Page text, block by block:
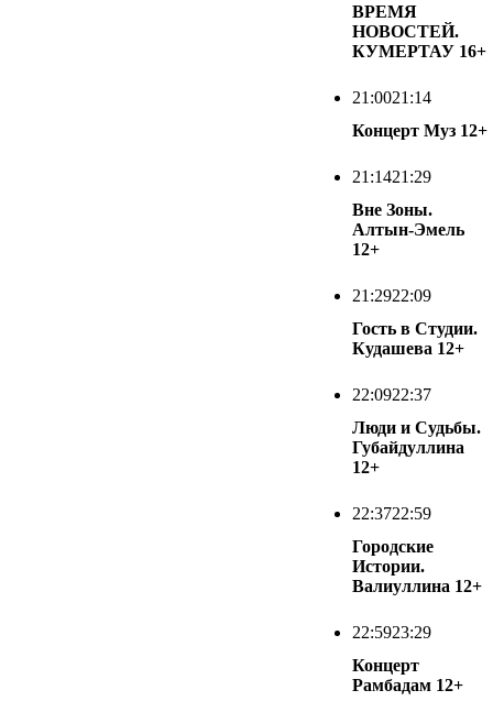
ВРЕМЯ
НОВОСТЕЙ.
КУМЕРТАУ 16+
21:0021:14
Концерт Муз 12+
21:1421:29
Вне Зоны.
Алтын-Эмель
12+
21:2922:09
Гость в Студии.
Кудашева 12+
22:0922:37
Люди и Судьбы.
Губайдуллина
12+
22:3722:59
Городские
Истории.
Валиуллина 12+
22:5923:29
Концерт
Рамбадам 12+